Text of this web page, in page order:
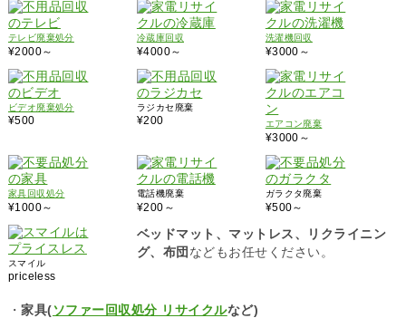
テレビ廃棄処分
¥2000～
冷蔵庫回収
¥4000～
洗濯機回収
¥3000～
ビデオ廃棄処分
¥500
ラジカセ廃棄
¥200 エアコン廃棄
¥3000～
家具回収処分
¥1000～
電話機廃棄
¥200～
ガラクタ廃棄
¥500～
スマイル
priceless
ベッドマット、マットレス、リクライニン
グ、布団 などもお任せください。
・家具(ソファー回収処分 リサイクルなど)